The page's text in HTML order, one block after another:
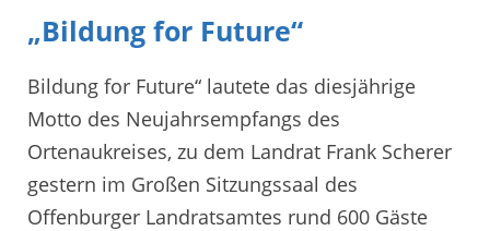
„Bildung for Future“
Bildung for Future“ lautete das diesjährige
Motto des Neujahrsempfangs des
Ortenaukreises, zu dem Landrat Frank Scherer
gestern im Großen Sitzungssaal des
Offenburger Landratsamtes rund 600 Gäste